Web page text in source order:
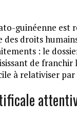
guinéenne est
droits
: le
de
à relativiser